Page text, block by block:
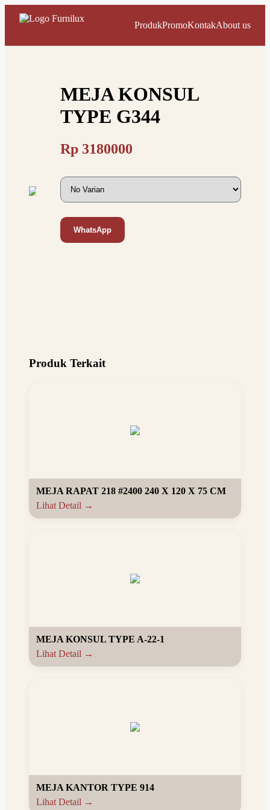
ProdukPromoKontakAbout us
MEJA KONSUL
TYPE G344
Rp 3180000
WhatsApp
Produk Terkait
MEJA RAPAT 218 #2400 240 X 120 X 75 CM
Lihat Detail →
MEJA KONSUL TYPE A-22-1
Lihat Detail →
MEJA KANTOR TYPE 914
Lihat Detail →